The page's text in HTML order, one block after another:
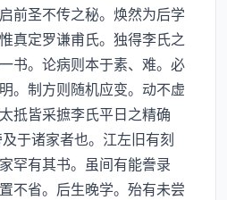
前圣不传之秘。焕然为后学
真定罗谦甫氏。独得李氏之
书。论病则本于素、难。必
。制方则随机应变。动不虚
抵皆采摭李氏平日之精确
于诸家者也。江左旧有刻
罕有其书。虽间有能誊录
不省。后生晚学。殆有未尝